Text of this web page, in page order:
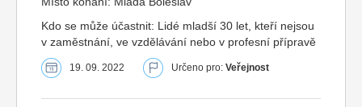
Kdo se může účastnit: Lidé mladší 30 let, kteří nejsou
v zaměstnání, ve vzdělávání nebo v profesní přípravě
19. 09. 2022 Určeno pro: Veřejnost